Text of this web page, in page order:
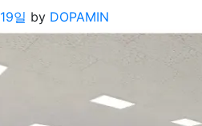
일 by DOPAMIN